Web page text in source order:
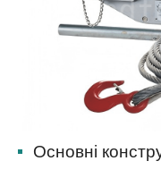
Основні